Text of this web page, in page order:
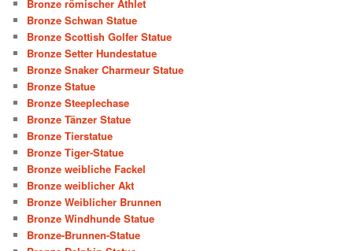
Bronze römischer Athlet
Bronze Schwan Statue
Bronze Scottish Golfer Statue
Bronze Setter Hundestatue
Bronze Snaker Charmeur Statue
Bronze Statue
Bronze Steeplechase
Bronze Tänzer Statue
Bronze Tierstatue
Bronze Tiger-Statue
Bronze weibliche Fackel
Bronze weiblicher Akt
Bronze Weiblicher Brunnen
Bronze Windhunde Statue
Bronze-Brunnen-Statue